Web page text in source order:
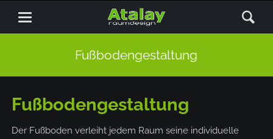
Fußbodengestaltung
Fußbodengestaltung
Der Fußboden verleiht jedem Raum seine individuelle